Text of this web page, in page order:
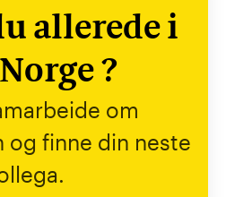
allerede i
?
om
og finne din neste